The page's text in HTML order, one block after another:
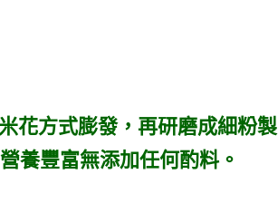
花方式膨發，再研磨成細粉製
營養豐富無添加任何酌料。